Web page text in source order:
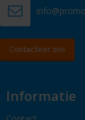
Contacteer ons
Informatie